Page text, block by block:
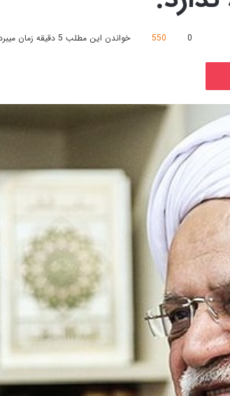
0
550 خواندن این مطلب 5 دقیقه زمان میبرد